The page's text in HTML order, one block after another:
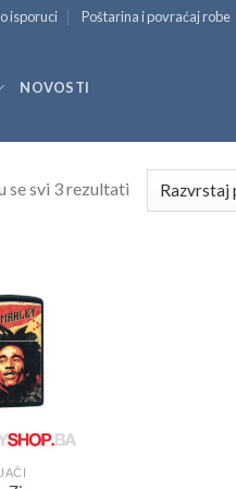
isporuci Poštarina i povraćaj robe
NOVOSTI
se svi 3 rezultati